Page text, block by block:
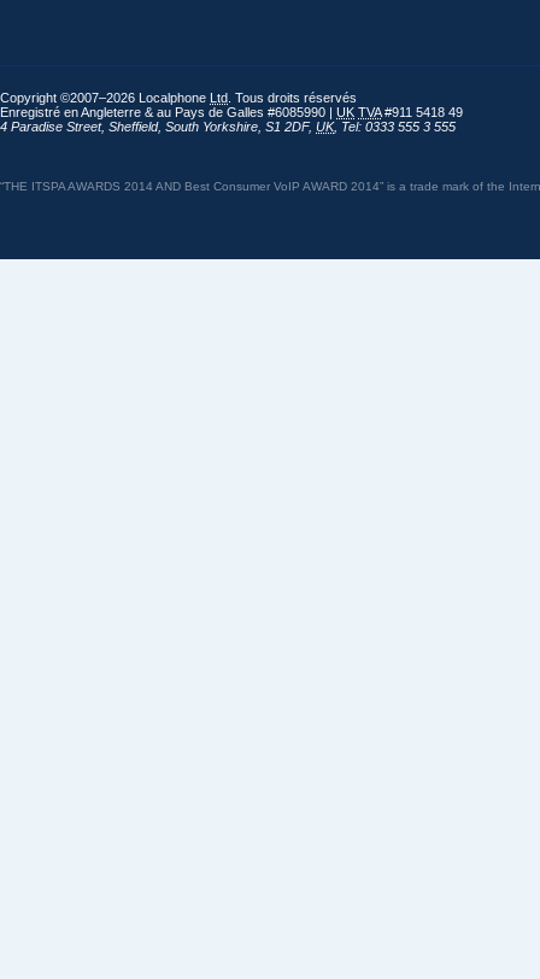
Copyright ©2007–2026 Localphone Ltd . Tous droits réservés
Enregistré en Angleterre & au Pays de Galles #6085990 | UK TVA#911 5418 49
4 Paradise Street, Sheffield, South Yorkshire S1 2DF, UK, Tel: 0333 555 3 555
“THE ITSPA AWARDS 2014 AND Best Consumer VoIP AWARD 2014” is a trade mark of the